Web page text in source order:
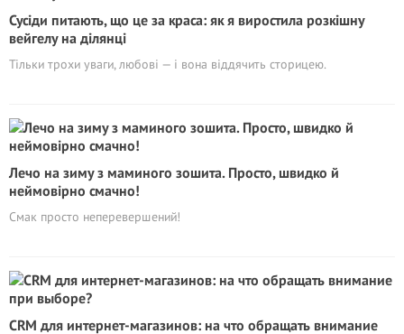
Сусіди питають, що це за краса: як я виростила розкішну
вейгелу на ділянці
Тільки трохи уваги, любові — і вона віддячить сторицею.
Лечо на зиму з маминого зошита. Просто, швидко й
неймовірно смачно!
Смак просто неперевершений!
CRM для интернет-магазинов: на что обращать внимание